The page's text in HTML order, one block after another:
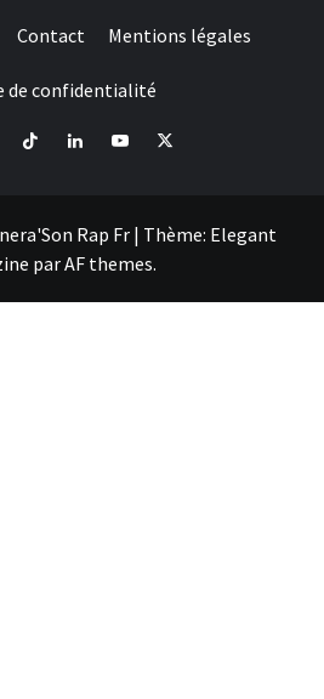
Contact Mentions légales
de confidentialité
Tiktok LinkedInYoutube
X
Rap Fr | Thème: Elegant
parAF themes.